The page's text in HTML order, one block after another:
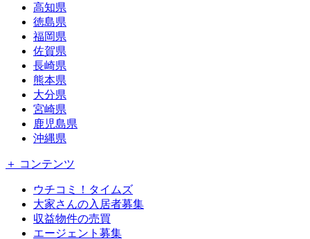
高知県
徳島県
福岡県
佐賀県
長崎県
熊本県
大分県
宮崎県
鹿児島県
沖縄県
＋ コンテンツ
ウチコミ！タイムズ
大家さんの入居者募集
収益物件の売買
エージェント募集